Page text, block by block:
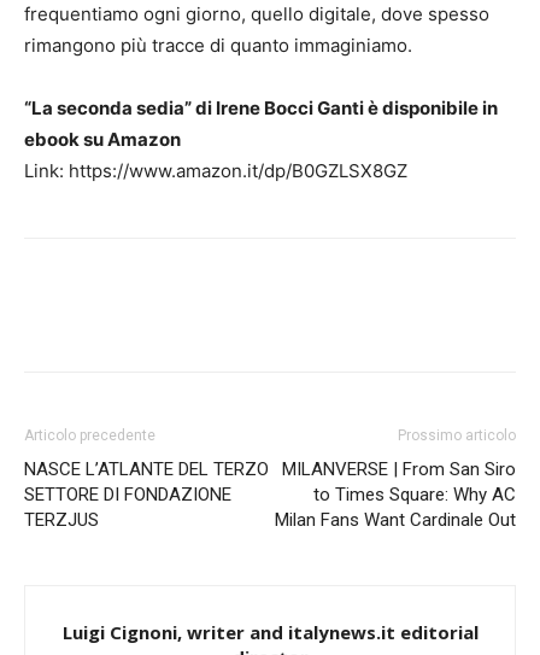
frequentiamo ogni giorno, quello digitale, dove spesso
rimangono più tracce di quanto immaginiamo.
“La seconda sedia” di Irene Bocci Ganti è disponibile in
ebook su Amazon
Link: https://www.amazon.it/dp/B0GZLSX8GZ
Articolo precedente
NASCE L’ATLANTE DEL TERZO
SETTORE DI FONDAZIONE
TERZJUS
Prossimo articolo
MILANVERSE | From San Siro
to Times Square: Why AC
Milan Fans Want Cardinale Out
Luigi Cignoni, writer and italynews.it editorial